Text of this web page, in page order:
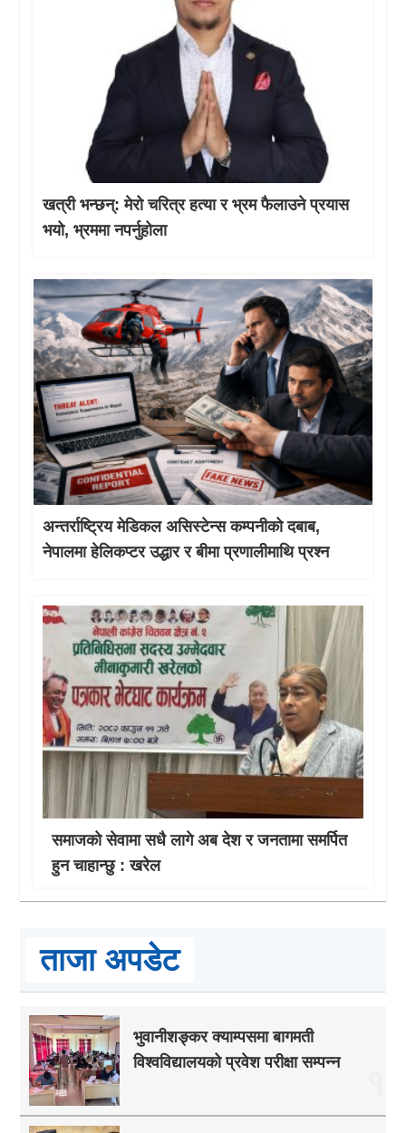
खत्री भन्छन्: मेरो चरित्र हत्या र भ्रम फैलाउने प्रयास
भयो, भ्रममा नपर्नुहोला
अन्तर्राष्ट्रिय मेडिकल असिस्टेन्स कम्पनीको दबाब,
नेपालमा हेलिकप्टर उद्धार र बीमा प्रणालीमाथि प्रश्न
समाजको सेवामा सधै लागे अब देश र जनतामा समर्पित
हुन चाहान्छु : खरेल
ताजा अपडेट
भुवानीशङ्कर क्याम्पसमा बागमती
विश्वविद्यालयको प्रवेश परीक्षा सम्पन्न